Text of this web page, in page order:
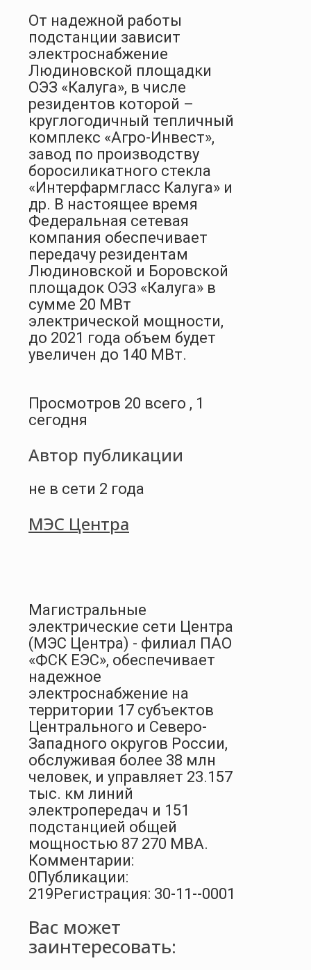
От надежной работы
подстанции зависит
электроснабжение
Людиновской площадки
ОЭЗ «Калуга», в числе
резидентов которой –
круглогодичный тепличный
комплекс «Агро-Инвест»,
завод по производству
боросиликатного стекла
«Интерфармгласс Калуга» и
др. В настоящее время
Федеральная сетевая
компания обеспечивает
передачу резидентам
Людиновской и Боровской
площадок ОЭЗ «Калуга» в
сумме 20 МВт
электрической мощности,
до 2021 года объем будет
увеличен до 140 МВт.
Просмотров 20 всего , 1
сегодня
Автор публикации
не в сети 2 года
МЭС Центра
Магистральные
электрические сети Центра
(МЭС Центра) - филиал ПАО
«ФСК ЕЭС», обеспечивает
надежное
электроснабжение на
территории 17 субъектов
Центрального и Северо-
Западного округов России,
обслуживая более 38 млн
человек, и управляет 23.157
тыс. км линий
электропередач и 151
подстанцией общей
мощностью 87 270 МВА.
Комментарии:
0Публикации:
219Регистрация: 30-11--0001
Вас может
заинтересовать: